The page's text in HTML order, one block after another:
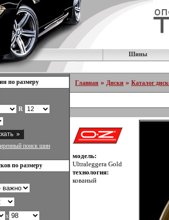
Шины
по размеру
R
поиск шин
по размеру
x
Главная » Диски » Каталог
модель:
Ultraleggera Gold
технология:
кованый